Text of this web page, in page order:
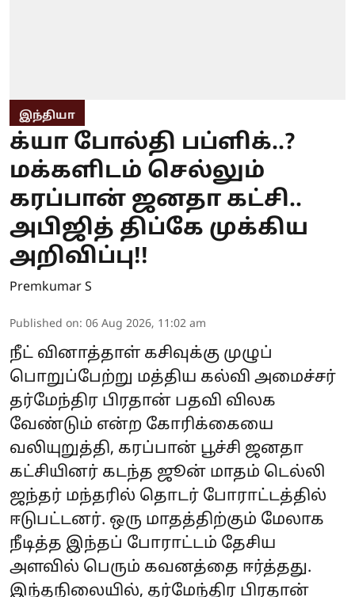
இந்தியா
க்யா போல்தி பப்ளிக்..?
மக்களிடம் செல்லும்
கரப்பான் ஜனதா கட்சி..
அபிஜித் திப்கே முக்கிய
அறிவிப்பு!!
Premkumar S
Published on: 06 Aug 2026, 11:02 am
நீட் வினாத்தாள் கசிவுக்கு முழுப்
பொறுப்பேற்று மத்திய கல்வி அமைச்சர்
தர்மேந்திர பிரதான் பதவி விலக
வேண்டும் என்ற கோரிக்கையை
வலியுறுத்தி, கரப்பான் பூச்சி ஜனதா
கட்சியினர் கடந்த ஜூன் மாதம் டெல்லி
ஜந்தர் மந்தரில் தொடர் போராட்டத்தில்
ஈடுபட்டனர். ஒரு மாதத்திற்கும் மேலாக
நீடித்த இந்தப் போராட்டம் தேசிய
அளவில் பெரும் கவனத்தை ஈர்த்தது.
இந்தநிலையில், தர்மேந்திர பிரதான்